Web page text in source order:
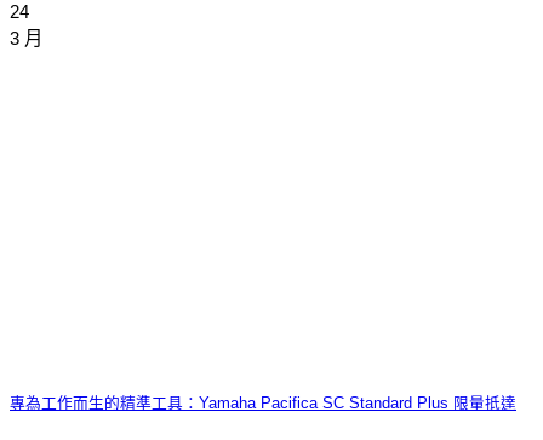
24
3 月
專為工作而生的精準工具：Yamaha Pacifica SC Standard Plus 限量抵達